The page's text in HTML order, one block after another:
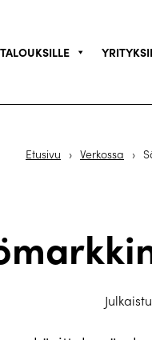
Etusivu › Verkossa ›